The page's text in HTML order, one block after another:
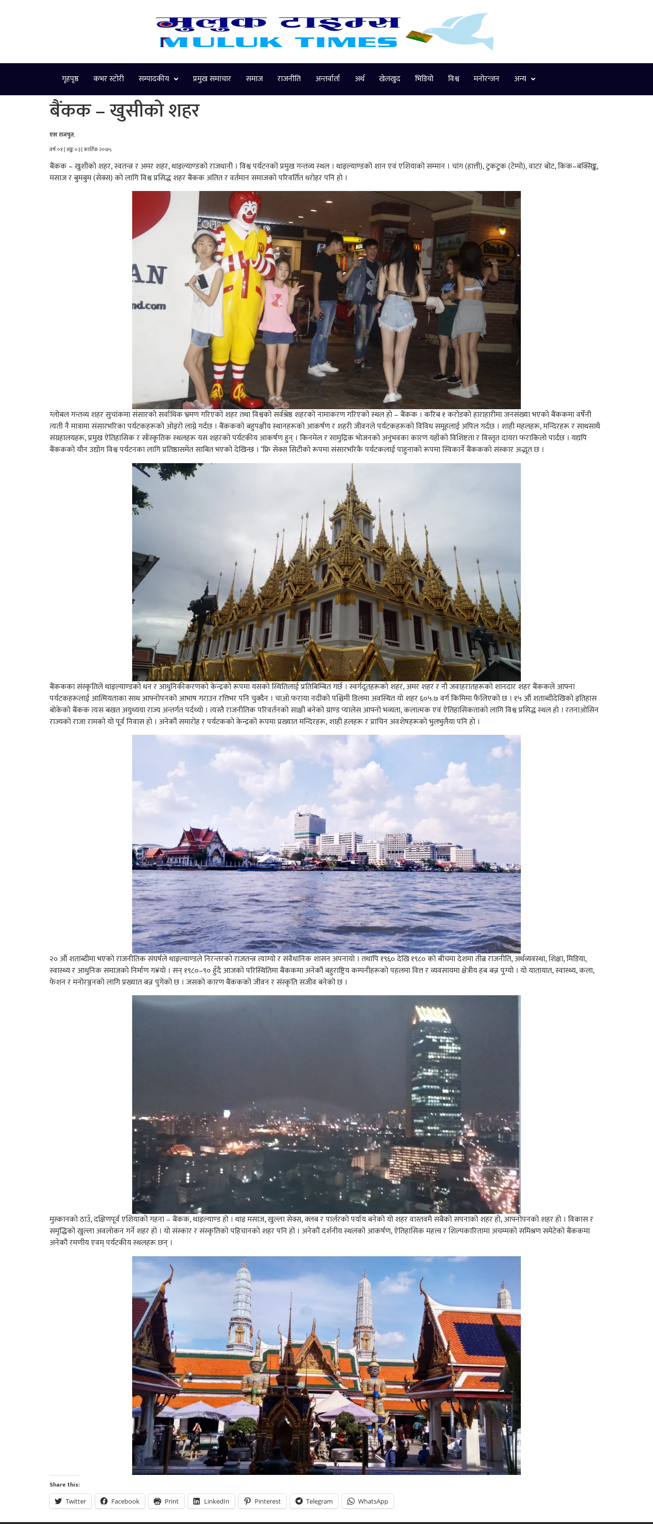
गृहपृष्ठ कभर स्टोरी सम्पादकीय प्रमुख समाचार समाज राजनीति अन्तर्वार्ता अर्थ खेलखुद भिडियो विश्व मनोरन्जन अन्य
बैंकक – खुसीको शहर
एस राजपुत,
वर्षः ०१ | अङ्कः ०३ | कार्तिक २०७५
बैंकक – खुशीको शहर, स्वतन्त्र र अमर शहर, थाइल्याण्डको राजधानी । विश्व पर्यटनको प्रमुख गन्तव्य स्थल । थाइल्याण्डको शान एवं एशियाको सम्मान । चांग (हात्ती), टुकटुक (टेम्पो), वाटर बोट, किक–बक्सिङ्क,
मसाज र बुमबुम (सेक्स) को लागि विश्व प्रसिद्ध शहर बैंकक अतित र वर्तमान समाजको परिवर्तित धरोहर पनि हो ।
ग्लोबल गन्तव्य शहर सुचांकमा संसारको सर्वाधिक भ्रमण गरिएको शहर तथा विश्वको सर्वश्रेष्ठ शहरको नामाकरण गरिएको स्थल हो – बैंकक । करिब १ करोडको हाराहारीमा जनसंख्या भएको बैंककमा वर्षेनी
त्यती नै मात्रामा संसारभरिका पर्यटकहरूको ओइरो लाग्ने गर्दछ । बैंककको बहुपक्षीय स्थानहरूको आकर्षण र शहरी जीवनले पर्यटकहरूको विविध समूहलाई अपिल गर्दछ । शाही महलहरू, मन्दिरहरू र साथसाथै
संग्रहालयहरू, प्रमुख ऐतिहासिक र साँस्कृतिक स्थलहरू यस शहरको पर्यटकीय आकर्षण हुन् । किनमेल र सामुद्रिक भोजनको अनुभवका कारण यहाँको विशिष्टता र विस्तृत दायरा फराकिलो पार्दछ । यद्यपि
बैंककको यौन उद्योग विश्व पर्यटनका लागि प्रतिष्ठासमेत साबित भएको देखिन्छ । ‘फ्रि सेक्स सिटीको रूपमा संसारभरिकै पर्यटकलाई पाहुनाको रूपमा स्विकार्ने बैंककको संस्कार अद्भूत छ ।
बैंककका संस्कृतिले थाइल्याण्डको धन र आधुनिकीकरणको केन्द्रको रूपमा यसको स्थितिलाई प्रतिबिम्बित गर्छ । स्वर्गदूतहरूको शहर, अमर शहर र नौ जवाहरातहरूको शानदार शहर बैंककले आफ्ना
पर्यटकहरूलाई आत्मियताका साथ आफ्नोपनको आभाष गराउन रत्तिभर पनि चुक्दैन । चाओ फराया नदीको पश्चिमी डिलमा अवस्थित यो शहर ६०५.७ वर्ग किमिमा फैलिएको छ । १५ औं शताब्दीदेखिको इतिहास
बोकेको बैंकक त्यस बखत अयुथ्यया राज्य अन्तर्गत पर्दथ्यो । त्यस्तै राजनीतिक परिवर्तनको साक्षी बनेको ग्राण्ड प्यालेस आफ्नो भव्यता, कलात्मक एवं ऐतिहासिकताको लागि विश्व प्रसिद्ध स्थल हो । रतनाओसिन
राज्यको राजा रामको यो पूर्व निवास हो । अनेकौं समारोह र पर्यटकको केन्द्रको रूपमा प्रख्यात मन्दिरहरू, शाही हलहरू र प्राचिन अवशेषहरूको भुलभुलैया पनि हो ।
२० औं शताब्दीमा भएको राजनीतिक संघर्षले थाइल्याण्डले निरन्तरको राजतन्त्र त्याग्यो र संवैधानिक शासन अपनायो । तथापि १९६० देखि १९८० को बीचमा देशमा तीब्र राजनीति, अर्थव्यवस्था, शिक्षा, मिडिया,
स्वास्थ्य र आधुनिक समाजको निर्माण ग¥यो । सन् १९८०–९० हुँदै आजको परिस्थितिमा बैंककमा अनेकौं बहुराष्ट्रिय कम्पनीहरूको पहलमा वित्त र व्यवसायमा क्षेत्रीय हब बन्न पुग्यो । यो यातायात, स्वास्थ्य, कला,
फेशन र मनोरञ्जनको लागि प्रख्यात बन्न पुगेको छ । जसको कारण बैंककको जीवन र संस्कृति सजीव बनेको छ ।
मुस्कानको ठाउँ, दक्षिणपूर्व एशियाको गहना – बैंकक, थाइल्याण्ड हो । थाइ मसाज, खुल्ला सेक्स, क्लब र पार्लरको पर्याय बनेको यो शहर वास्तवमै सबैको सपनाको शहर हो, आफ्नोपनको शहर हो । विकास र
समृद्धिको खुल्ला अवलोकन गर्ने शहर हो । यो संस्कार र संस्कृतिको पहिचानको शहर पनि हो । अनेकौं दर्शनीय स्थलको आकर्षण, ऐतिहासिक महत्त्व र शिल्पकारितामा अचम्मको समिश्रण समेटेको बैंककमा
अनेकौ रमणीय एवम् पर्यटकीय स्थलहरू छन् ।
Share this:
Twitter Facebook Print LinkedIn Pinterest Telegram WhatsApp